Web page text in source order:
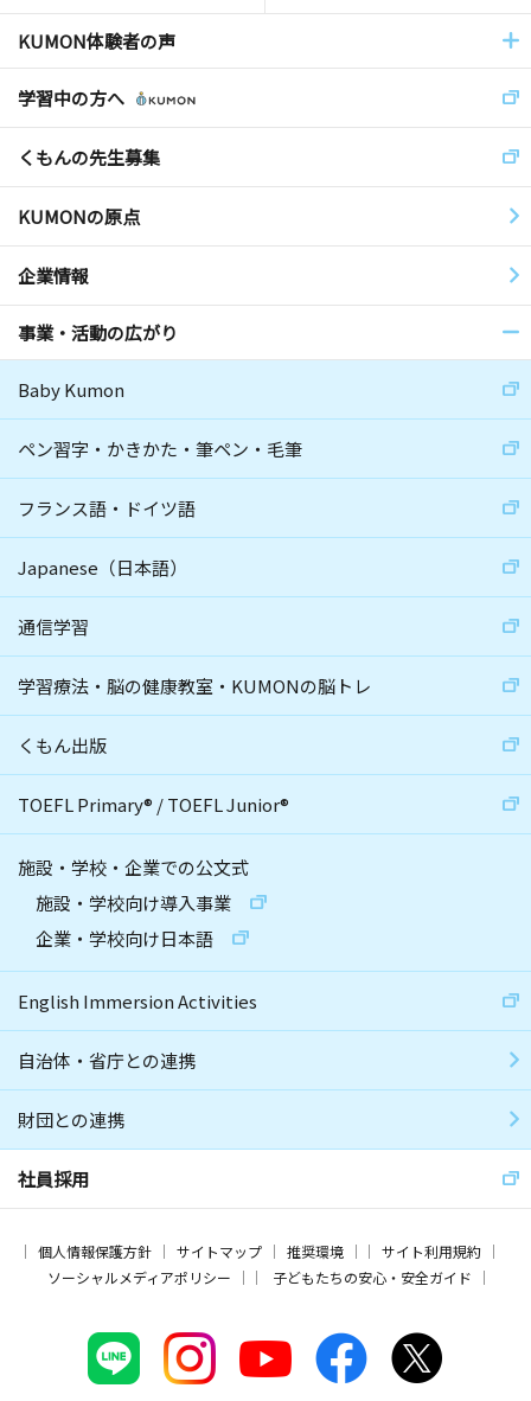
KUMON体験者の声
学習中の方へ
くもんの先生募集
KUMONの原点
企業情報
事業・活動の広がり
Baby Kumon
ペン習字・かきかた・筆ペン・毛筆
フランス語・ドイツ語
Japanese（日本語）
通信学習
学習療法・脳の健康教室・KUMONの脳トレ
くもん出版
TOEFL Primary® /TOEFL Junior®
施設・学校・企業での公文式
施設・学校向け導入事業
企業・学校向け日本語
English Immersion Activities
自治体・省庁との連携
財団との連携
社員採用
個人情報保護方針 サイトマップ 推奨環境
サイト利用規約
ソーシャルメディアポリシー
子どもたちの安心・安全ガイド